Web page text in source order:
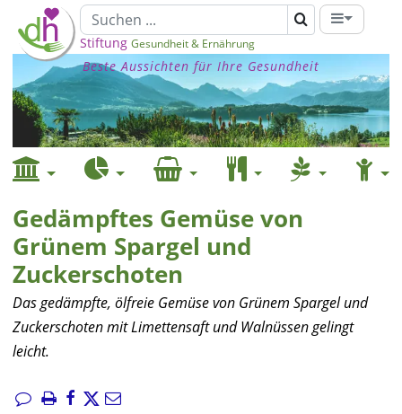
Stiftung Gesundheit & Ernährung
Beste Aussichten für Ihre Gesundheit
Gedämpftes Gemüse von
Grünem Spargel und
Zuckerschoten
Das gedämpfte, ölfreie Gemüse von Grünem Spargel und
Zuckerschoten mit Limettensaft und Walnüssen gelingt
leicht.